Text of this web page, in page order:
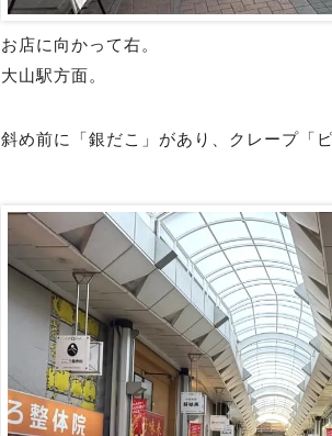
お店に向かって右。
大山駅方面。
斜め前に「銀だこ」があり、クレープ「